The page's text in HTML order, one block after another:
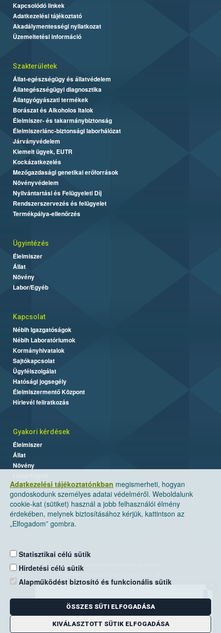
Adatkezelési tájékoztatónkban megismerheti, hogyan
gondoskodunk személyes adatai védelméről. Weboldalunk
cookie-kat (sütiket) használ a jobb felhasználói élmény
érdekében, melynek biztosításához kérjük, kattintson az
„Elfogadom” gombra.
Statisztikai célú sütik
Hirdetési célú sütik
Alapműködést biztosító és funkcionális sütik
ÖSSZES SÜTI ELFOGADÁSA
KIVÁLASZTOTT SÜTIK ELFOGADÁSA
Kapcsolódó linkek
Adatkezelési tájékoztató
Akadálymentességi nyilatkozat
Üzemeltetési információ
Szakterületek
Állat-egészségügy és állatvédelem
Állategészségügyi diagnosztika
Állatgyógyászati termékek
Borászat és Alkoholos Italok
Élelmiszer- és takarmánybiztonság
Élelmiszerlánc-biztonsági laborhálózat
Járványvédelem
Kiemelt ügyek, EUTR
Kockázatkezelés
Mezőgazdasági genetikai erőforrások
Növényvédelem
Nyilvántartási és Felügyeleti Díj
Rendszerszervezés és felügyelet
Termékpálya-ellenőrzés
Ügyintézés
Élelmiszer
Állat
Növény
Labor/Egyéb
Kapcsolat
Nébih Igazgatóságok
Nébih Laboratóriumok
Kormányhivatalok
Sajtókapcsolat
Ügyfélszolgálat
Hatósági jogsegély
Élelmiszermentő Központ
Hírlevél feliratkozás
Gyakori kérdések
Élelmiszer
Állat
Növény
Nemzeti Élelmiszerlánc-biztonsági Hivatal
Levelezési cím: 1525 Budapest. Pf. 30.
E-mail:ugyfelszolgalat@nebih.gov.hu
Zöld szám: 06-80/263-244
Telefon: 06-1/ 336-9000